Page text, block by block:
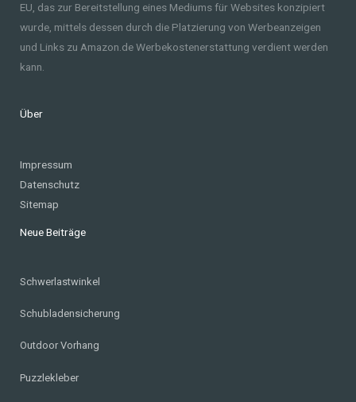
EU, das zur Bereitstellung eines Mediums für Websites konzipiert
wurde, mittels dessen durch die Platzierung von Werbeanzeigen
und Links zu Amazon.de Werbekostenerstattung verdient werden
kann.
Über
Impressum
Datenschutz
Sitemap
Neue Beiträge
Schwerlastwinkel
Schubladensicherung
Outdoor Vorhang
Puzzlekleber